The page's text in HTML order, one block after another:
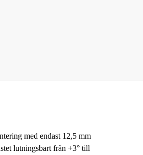
med endast 12,5 mm
lutningsbart från +3° till